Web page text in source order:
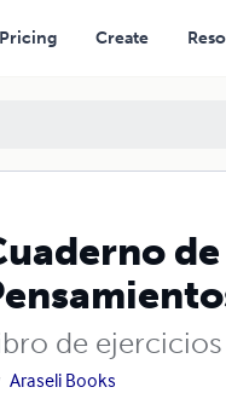
Pricing Create
de
Araseli Books
Negativos